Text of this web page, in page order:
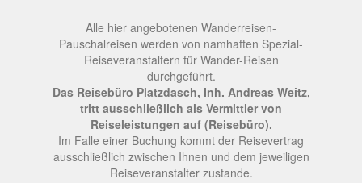
Alle hier angebotenen Wanderreisen-
Pauschalreisen werden von namhaften Spezial-
Reiseveranstaltern für Wander-Reisen
durchgeführt.
Das Reisebüro Platzdasch, Inh. Andreas Weitz,
tritt ausschließlich als Vermittler von
Reiseleistungen auf (Reisebüro).
Im Falle einer Buchung kommt der Reisevertrag
ausschließlich zwischen Ihnen und dem jeweiligen
Reiseveranstalter zustande.